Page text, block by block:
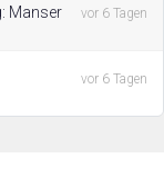
Manser
vor 6 Tagen
vor 6 Tagen